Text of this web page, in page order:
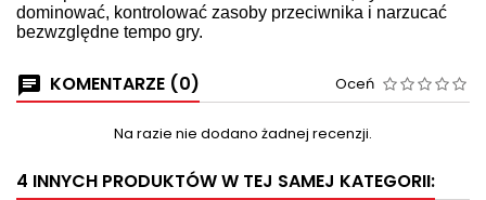
dominować, kontrolować zasoby przeciwnika i narzucać
bezwzględne tempo gry.
KOMENTARZE (0) Oceń
Na razie nie dodano żadnej recenzji.
4 INNYCH PRODUKTÓW W TEJ SAMEJ KATEGORII: